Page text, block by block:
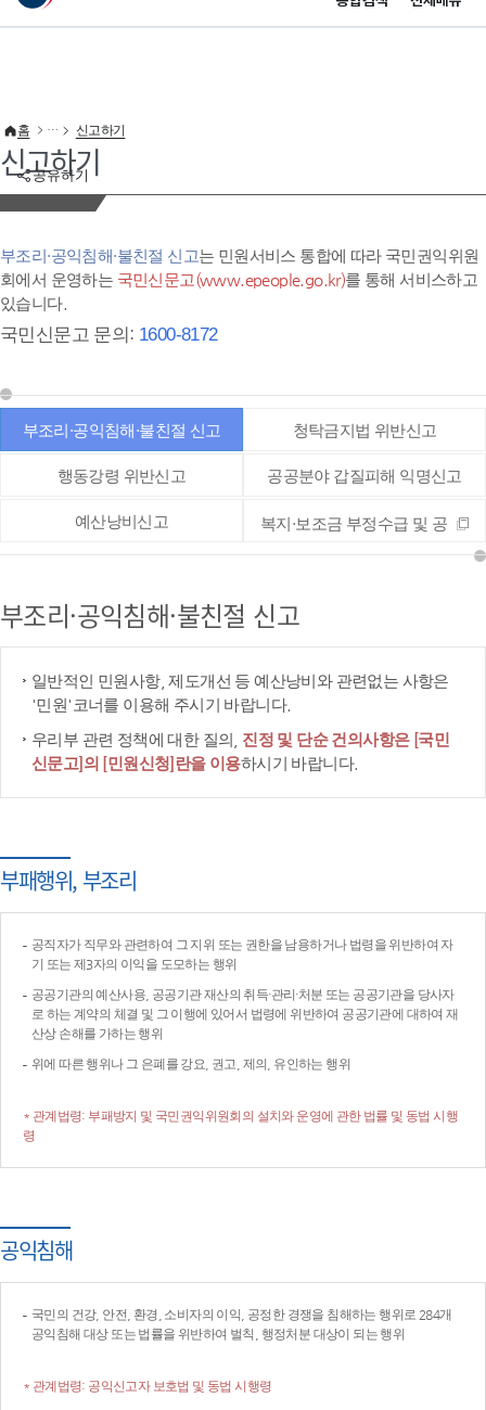
이 누리집은 대한민국 공식 전자정부 누리집입니다.
공유하기
홈 신고하기
신고하기
부조리·공익침해·불친절 신고는 민원서비스 통합에 따라 국민권익위원
회에서 운영하는 국민신문고(www.epeople.go.kr)를 통해 서비스하고
있습니다.
국민신문고 문의: 1600-8172
부조리·공익침해·불친절 신고 청탁금지법 위반신고
행동강령 위반신고 공공분야 갑질피해 익명신고
예산낭비신고 복지·보조금 부정수급 및 공
부조리·공익침해·불친절 신고
일반적인 민원사항, 제도개선 등 예산낭비와 관련없는 사항은
'민원'코너를 이용해 주시기 바랍니다.
우리부 관련 정책에 대한 질의, 진정 및 단순 건의사항은 [국민
신문고]의 [민원신청]란을 이용하시기 바랍니다.
부패행위, 부조리
공직자가 직무와 관련하여 그 지위 또는 권한을 남용하거나 법령을 위반하여 자
기 또는 제3자의 이익을 도모하는 행위
공공기관의 예산사용, 공공기관 재산의 취득·관리·처분 또는 공공기관을 당사자
로 하는 계약의 체결 및 그 이행에 있어서 법령에 위반하여 공공기관에 대하여 재
산상 손해를 가하는 행위
위에 따른 행위나 그 은폐를 강요, 권고, 제의, 유인하는 행위
* 관계법령: 부패방지 및 국민권익위원회의 설치와 운영에 관한 법률 및 동법 시행
령
공익침해
국민의 건강, 안전, 환경, 소비자의 이익, 공정한 경쟁을 침해하는 행위로 284개
공익침해 대상 또는 법률을 위반하여 벌칙, 행정처분 대상이 되는 행위
* 관계법령: 공익신고자 보호법 및 동법 시행령